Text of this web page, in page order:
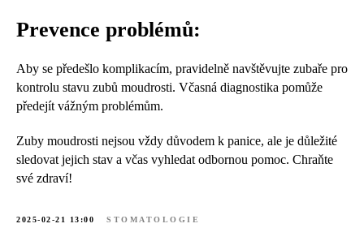
Prevence problémů:
Aby se předešlo komplikacím, pravidelně navštěvujte zubaře pro
kontrolu stavu zubů moudrosti. Včasná diagnostika pomůže
předejít vážným problémům.
Zuby moudrosti nejsou vždy důvodem k panice, ale je důležité
sledovat jejich stav a včas vyhledat odbornou pomoc. Chraňte
své zdraví!
2025-02-21 13:00 STOMATOLOGIE